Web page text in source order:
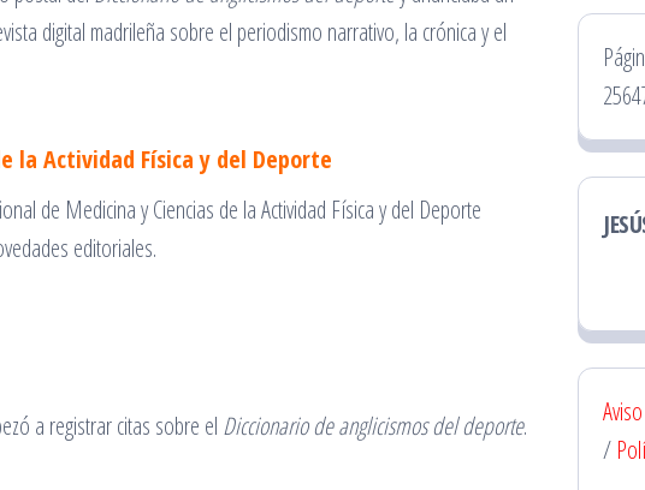
digital madrileña sobre el periodismo narrativo, la crónica y el
la Actividad Física y del Deporte
de Medicina y Ciencias de la Actividad Física y del Deporte
editoriales.
a registrar citas sobre el Diccionario de anglicismos del deporte.
/